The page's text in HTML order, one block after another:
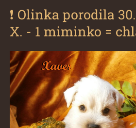
❗ Olinka porodila
X. - 1 miminko =